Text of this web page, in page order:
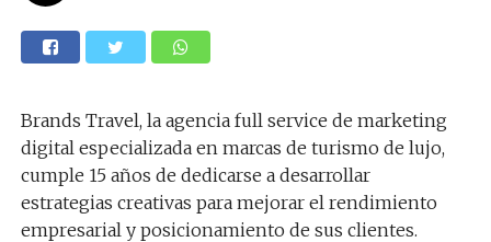
Brands Travel, la agencia full service de marketing
digital especializada en marcas de turismo de lujo,
cumple 15 años de dedicarse a desarrollar
estrategias creativas para mejorar el rendimiento
empresarial y posicionamiento de sus clientes.